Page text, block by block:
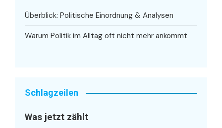
Überblick: Politische Einordnung & Analysen
Warum Politik im Alltag oft nicht mehr ankommt
Schlagzeilen
Was jetzt zählt